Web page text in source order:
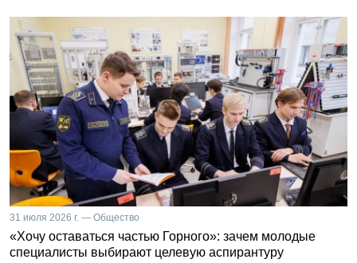
31 июля 2026 г. — Общество
«Хочу оставаться частью Горного»: зачем молодые
специалисты выбирают целевую аспирантуру